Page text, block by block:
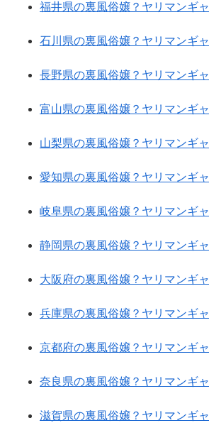
福井県の裏風俗嬢？ヤリマンギ
石川県の裏風俗嬢？ヤリマンギ
長野県の裏風俗嬢？ヤリマンギ
富山県の裏風俗嬢？ヤリマンギ
山梨県の裏風俗嬢？ヤリマンギ
愛知県の裏風俗嬢？ヤリマンギ
岐阜県の裏風俗嬢？ヤリマンギ
静岡県の裏風俗嬢？ヤリマンギ
大阪府の裏風俗嬢？ヤリマンギ
兵庫県の裏風俗嬢？ヤリマンギ
京都府の裏風俗嬢？ヤリマンギ
奈良県の裏風俗嬢？ヤリマンギ
滋賀県の裏風俗嬢？ヤリマンギ